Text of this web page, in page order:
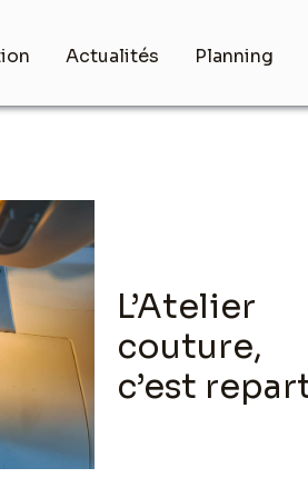
Actualités Planning
L’Atelier
couture,
c’est